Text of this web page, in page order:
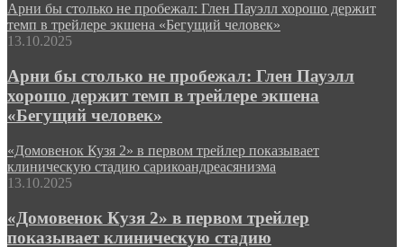
Арни бы столько не пробежал: Глен Пауэлл хорошо держит
темп в трейлере экшена «Бегущий человек»
13.10.2025
Арни бы столько не пробежал: Глен Пауэлл
хорошо держит темп в трейлере экшена
«Бегущий человек»
«Домовенок Кузя 2» в первом трейлер показывает
клиническую стадию сарикоандреасянизма
13.10.2025
«Домовенок Кузя 2» в первом трейлер
показывает клиническую стадию